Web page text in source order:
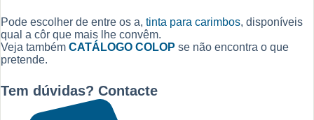
Pode escolher de entre os a, tinta para carimbos, disponíveis
qual a côr que mais lhe convêm.
Veja também CATÁLOGO COLOP se não encontra o que
pretende.
Tem dúvidas? Contacte